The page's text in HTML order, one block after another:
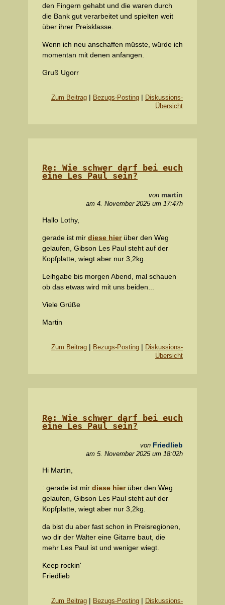
den Fingern gehabt und die waren durch
die Bank gut verarbeitet und spielten weit
über ihrer Preisklasse.
Wenn ich neu anschaffen müsste, würde ich
momentan mit denen anfangen.
Gruß Ugorr
Zum Beitrag | Bezugs-Posting | Diskussions-
Übersicht
Re: Wie schwer darf bei euch
eine Les Paul sein?
von martin
am 4. November 2025 um 17:47h
Hallo Lothy,
gerade ist mir diese hierüber den Weg
gelaufen, Gibson Les Paul steht auf der
Kopfplatte, wiegt aber nur 3,2kg.
Leihgabe bis morgen Abend, mal schauen
ob das etwas wird mit uns beiden...
Viele Grüße
Martin
Zum Beitrag | Bezugs-Posting | Diskussions-
Übersicht
Re: Wie schwer darf bei euch
eine Les Paul sein?
von Friedlieb
am 5. November 2025 um 18:02h
Hi Martin,
: gerade ist mir diese hierüber den Weg
gelaufen, Gibson Les Paul steht auf der
Kopfplatte, wiegt aber nur 3,2kg.
da bist du aber fast schon in Preisregionen,
wo dir der Walter eine Gitarre baut, die
mehr Les Paul ist und weniger wiegt.
Keep rockin'
Friedlieb
Zum Beitrag | Bezugs-Posting | Diskussions-